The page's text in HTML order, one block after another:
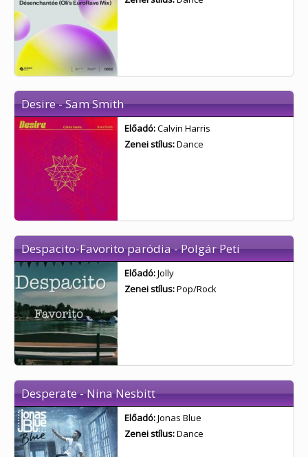
Desire - Sam Smith
Előadó:Calvin Harris
Zenei stílus:Dance
Despacito-Favorito paródia - Polgár Peti
Előadó:Jolly
Zenei stílus:Pop/Rock
Desperate - Nina Nesbitt
Előadó:Jonas Blue
Zenei stílus:Dance